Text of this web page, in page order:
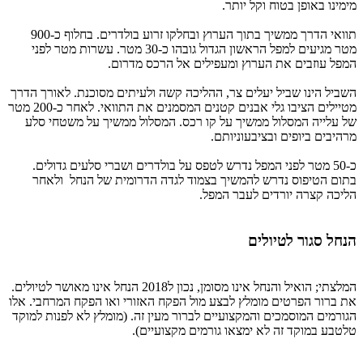
מימינו באופן בטוח וקל יותר.
תוואי הדרך ממשיך בתוך הערוץ ובחלקו זרוע בולדרים. בחלוף כ-900
מטר מגיעים למפל הראשון הגדול גובהו כ-30 מטר. עשרות מטר לפני
המפל עוזבים את הערוץ ומעפילים אל הרכס מדרום.
השביל הינו שביל יעלים צר, ההליכה קשה ולעיתים מסוכנת. לאורך הדרך
מטיילים הציבו גלי אבנים קטנים המסמנים את התוואי. לאחר כ-200 מטר
של עלייה המסלול ממשיך על קו רכס. המסלול ממשיך על משטחי סלע
מרהיבים ביופים ובציבעוניותם.
כ-50 מטר לפני המפל נדרש לטפס על בולדרים ושברי סלעים גדולים.
בתום הטיפוס נדרש להמשיך בצמוד לגדה הדרומית של הנחל ולאחר
הליכה קצרה יורדים לעבר המפל.
הנחל סגור לטיולים
המלצתי; הואיל והנחל אינו מסומן, נכון ל2018 הנחל אינו מאושר לטיולים.
את ברור הפרטים מומלץ לבצע מול הפקח האזורי ואו הפקח המרחבי. אלו
הגורמים המוסמכים והמקצועיים לברור מעין זה. (מומלץ לא לפנות למוקד
טלטבע במוקד זה לא ימצאו גורמים מקצועיים).